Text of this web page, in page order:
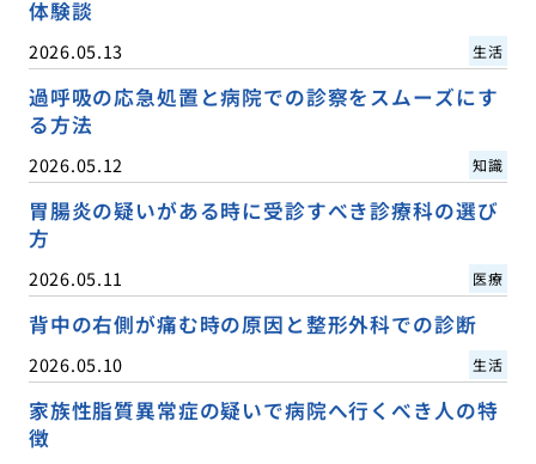
体験談
2026.05.13 生活
過呼吸の応急処置と病院での診察をスムーズにす
る方法
2026.05.12 知識
胃腸炎の疑いがある時に受診すべき診療科の選び
方
2026.05.11 医療
背中の右側が痛む時の原因と整形外科での診断
2026.05.10 生活
家族性脂質異常症の疑いで病院へ行くべき人の特
徴